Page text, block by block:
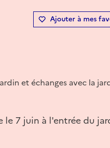
Ajouter à mes
et échanges avec la
le 7 juin à l'entrée du